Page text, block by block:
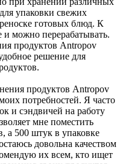
упаковки свежих
готовых блюд. К
и можно перерабатывать.
продуктов Antropov
решение для
продуктов Antropov
потребностей. Я часто
и сэндвичей на работу
мне поместить
а 500 штук в упаковке
довольна качеством
их всем, кто ищет